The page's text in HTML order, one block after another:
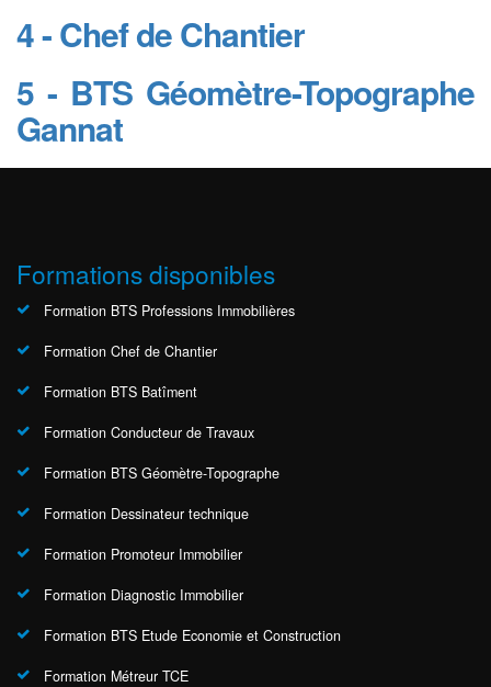
4 - Chef de Chantier
5 - BTS Géomètre-Topographe
Gannat
Formations disponibles
Formation BTS Professions Immobilières
Formation Chef de Chantier
Formation BTS Batîment
Formation Conducteur de Travaux
Formation BTS Géomètre-Topographe
Formation Dessinateur technique
Formation Promoteur Immobilier
Formation Diagnostic Immobilier
Formation BTS Etude Economie et Construction
Formation Métreur TCE